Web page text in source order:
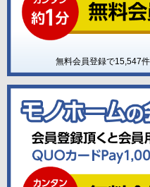
無料会員登録で15,547